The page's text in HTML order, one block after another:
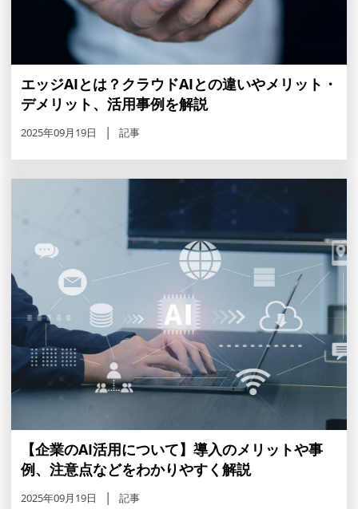
エッジAIとは？クラウドAIとの違いやメリット・
デメリット、活用事例を解説
2025年09月19日 記事
【企業のAI活用について】導入のメリットや事
例、注意点などをわかりやすく解説
2025年09月19日 記事